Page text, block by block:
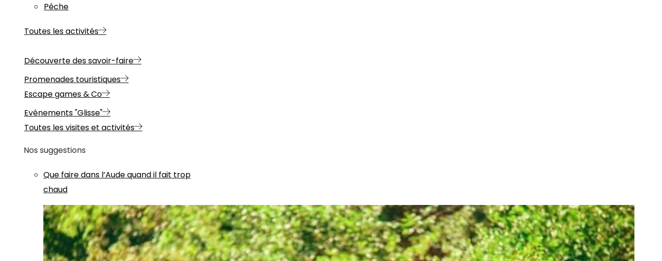
Pêche
Toutes les activités
Découverte des savoir-faire
Promenades touristiques
Escape games & Co
Evénements "Glisse"
Toutes les visites et activités
Nos suggestions
Que faire dans l’Aude quand il fait trop
chaud